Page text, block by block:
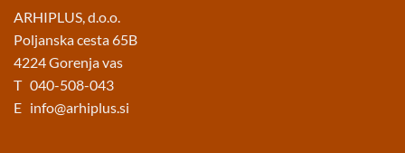
ARHIPLUS, d.o.o.
Poljanska cesta 65B
4224 Gorenja vas
T 040-508-043
E info@arhiplus.si